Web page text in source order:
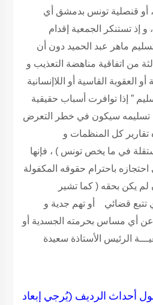
أو قنصلية تونس بدمشق أي
تستنكر الجمعية إقدام
ماهر عبد الحميد دون أن
من اتفاقية مناهضة التعذيب و
القاسية أو اللاإنسانية
” إذا توافرت أسباب حقيقية
تسليمه سيكون في خطر التعرض
تقارير كل المنظمات و
في ما يخص تونس ) ، فإنها
احتجازه باحترام حقوقه المكفولة
لم يكن بحقه ( كما تشير
تتبع قضائي أو تهم جدية و
عن أي مساس بحرمته الجسدية أو
الرئيس الأستاذة سعيدة
أحداث الرديف (يُرجي إبعاد